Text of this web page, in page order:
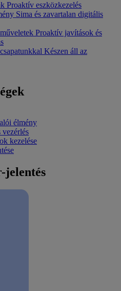
Proaktív eszközkezelés
Sima és zavartalan digitális
Proaktív javítások és
Készen áll az
élmény
vezérlés
kezelése
jelentés